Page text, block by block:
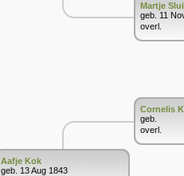
Aafje Kok
geb. 13 Aug 1843
Martje
geb. 11
overl.
Cornelis
geb.
overl.